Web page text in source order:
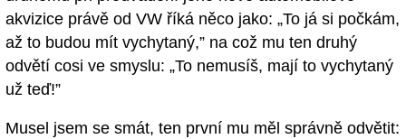
akvizice právě od VW říká něco jako: „To já si počkám,
až to budou mít vychytaný,” na což mu ten druhý
odvětí cosi ve smyslu: „To nemusíš, mají to vychytaný
už teď!”
Musel jsem se smát, ten první mu měl správně odvětit: